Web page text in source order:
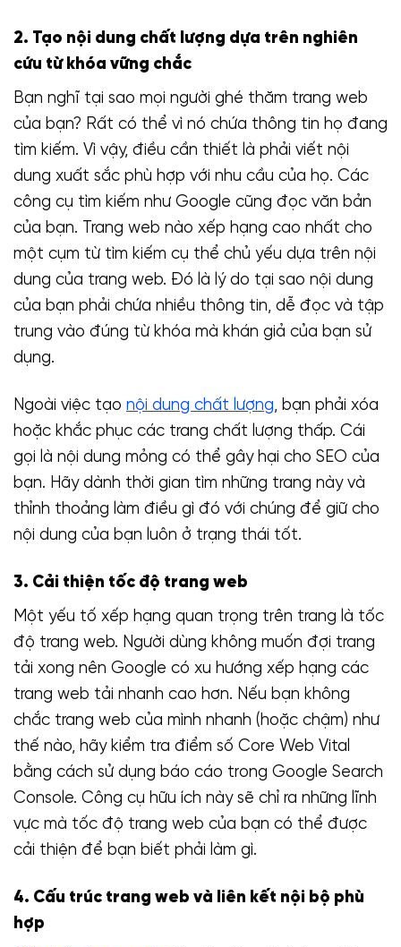
2. Tạo nội dung chất lượng dựa trên nghiên
cứu từ khóa vững chắc
Bạn nghĩ tại sao mọi người ghé thăm trang web
của bạn? Rất có thể vì nó chứa thông tin họ đang
tìm kiếm. Vì vậy, điều cần thiết là phải viết nội
dung xuất sắc phù hợp với nhu cầu của họ. Các
công cụ tìm kiếm như Google cũng đọc văn bản
của bạn. Trang web nào xếp hạng cao nhất cho
một cụm từ tìm kiếm cụ thể chủ yếu dựa trên nội
dung của trang web. Đó là lý do tại sao nội dung
của bạn phải chứa nhiều thông tin, dễ đọc và tập
trung vào đúng từ khóa mà khán giả của bạn sử
dụng.
Ngoài việc tạo nội dung chất lượng, bạn phải xóa
hoặc khắc phục các trang chất lượng thấp. Cái
gọi là nội dung mỏng có thể gây hại cho SEO của
bạn. Hãy dành thời gian tìm những trang này và
thỉnh thoảng làm điều gì đó với chúng để giữ cho
nội dung của bạn luôn ở trạng thái tốt.
3. Cải thiện tốc độ trang web
Một yếu tố xếp hạng quan trọng trên trang là tốc
độ trang web. Người dùng không muốn đợi trang
tải xong nên Google có xu hướng xếp hạng các
trang web tải nhanh cao hơn. Nếu bạn không
chắc trang web của mình nhanh (hoặc chậm) như
thế nào, hãy kiểm tra điểm số Core Web Vital
bằng cách sử dụng báo cáo trong Google Search
Console. Công cụ hữu ích này sẽ chỉ ra những lĩnh
vực mà tốc độ trang web của bạn có thể được
cải thiện để bạn biết phải làm gì.
4. Cấu trúc trang web và liên kết nội bộ phù
hợp